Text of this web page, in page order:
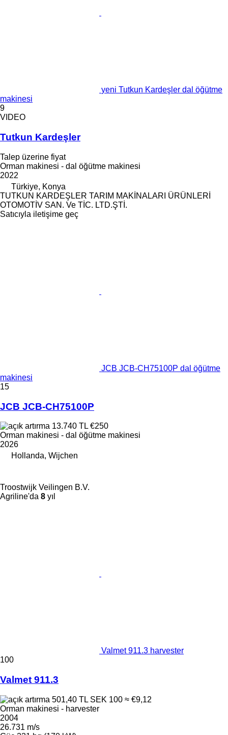
yeni Tutkun Kardeşler dal öğütme
makinesi
9
VIDEO
Tutkun Kardeşler
Talep üzerine fiyat
Orman makinesi - dal öğütme makinesi
2022
Türkiye, Konya
TUTKUN KARDEŞLER TARIM MAKİNALARI ÜRÜNLERİ
OTOMOTİV SAN. Ve TİC. LTD.ŞTİ.
Satıcıyla iletişime geç
JCB JCB-CH75100P dal öğütme
makinesi
15
JCB JCB-CH75100P
13.740 TL €250
Orman makinesi - dal öğütme makinesi
2026
Hollanda, Wijchen
Troostwijk Veilingen B.V.
Agriline'da 8 yıl
Valmet 911.3 harvester
100
Valmet 911.3
501,40 TL SEK 100 ≈ €9,12
Orman makinesi - harvester
2004
26.731 m/s